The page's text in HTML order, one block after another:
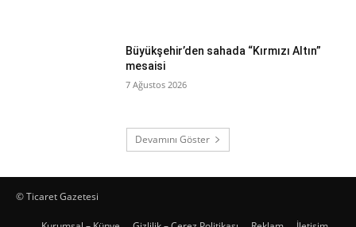
Büyükşehir’den sahada “Kırmızı Altın”
mesaisi
7 Ağustos 2026
Devamını Göster
© Ticaret Gazetesi